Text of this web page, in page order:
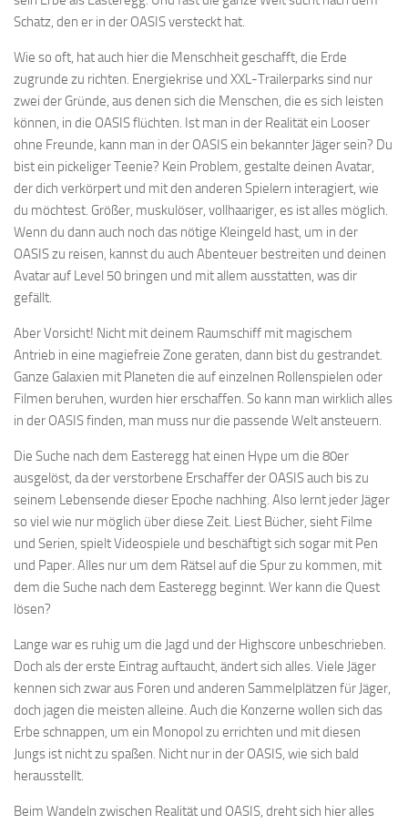
Schatz, den er in der OASIS versteckt hat.
Wie so oft, hat auch hier die Menschheit geschafft, die Erde
zugrunde zu richten. Energiekrise und XXL-Trailerparks sind nur
zwei der Gründe, aus denen sich die Menschen, die es sich leisten
können, in die OASIS flüchten. Ist man in der Realität ein Looser
ohne Freunde, kann man in der OASIS ein bekannter Jäger sein? Du
bist ein pickeliger Teenie? Kein Problem, gestalte deinen Avatar,
der dich verkörpert und mit den anderen Spielern interagiert, wie
du möchtest. Größer, muskulöser, vollhaariger, es ist alles möglich.
Wenn du dann auch noch das nötige Kleingeld hast, um in der
OASIS zu reisen, kannst du auch Abenteuer bestreiten und deinen
Avatar auf Level 50 bringen und mit allem ausstatten, was dir
gefällt.
Aber Vorsicht! Nicht mit deinem Raumschiff mit magischem
Antrieb in eine magiefreie Zone geraten, dann bist du gestrandet.
Ganze Galaxien mit Planeten die auf einzelnen Rollenspielen oder
Filmen beruhen, wurden hier erschaffen. So kann man wirklich alles
in der OASIS finden, man muss nur die passende Welt ansteuern.
Die Suche nach dem Easteregg hat einen Hype um die 80er
ausgelöst, da der verstorbene Erschaffer der OASIS auch bis zu
seinem Lebensende dieser Epoche nachhing. Also lernt jeder Jäger
so viel wie nur möglich über diese Zeit. Liest Bücher, sieht Filme
und Serien, spielt Videospiele und beschäftigt sich sogar mit Pen
und Paper. Alles nur um dem Rätsel auf die Spur zu kommen, mit
dem die Suche nach dem Easteregg beginnt. Wer kann die Quest
lösen?
Lange war es ruhig um die Jagd und der Highscore unbeschrieben.
Doch als der erste Eintrag auftaucht, ändert sich alles. Viele Jäger
kennen sich zwar aus Foren und anderen Sammelplätzen für Jäger,
doch jagen die meisten alleine. Auch die Konzerne wollen sich das
Erbe schnappen, um ein Monopol zu errichten und mit diesen
Jungs ist nicht zu spaßen. Nicht nur in der OASIS, wie sich bald
herausstellt.
Beim Wandeln zwischen Realität und OASIS, dreht sich hier alles